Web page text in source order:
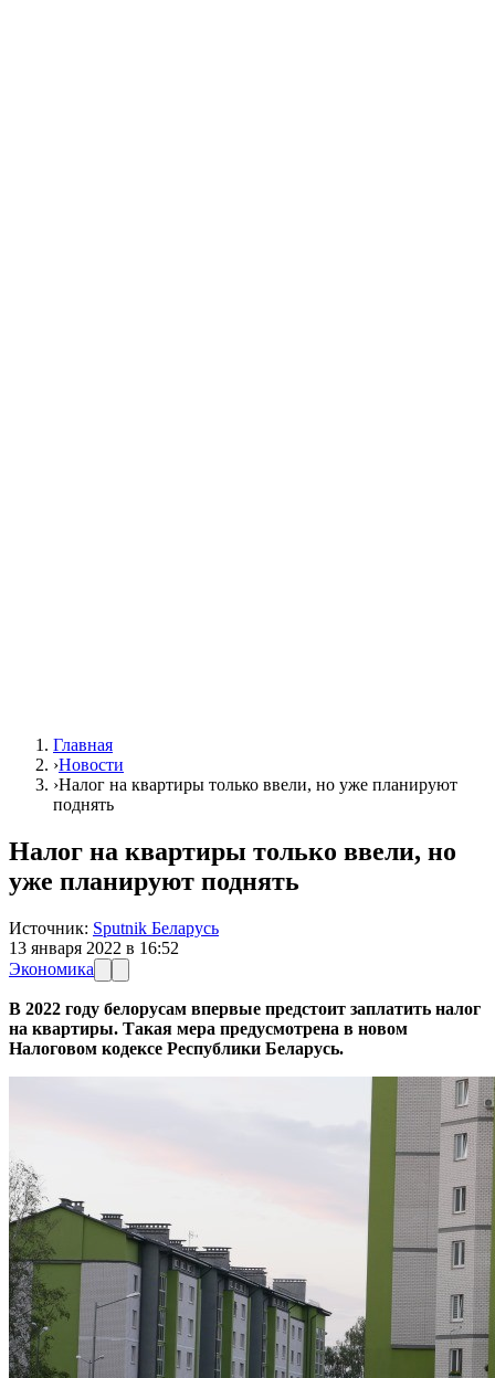
Главная
›Новости
›Налог на квартиры только ввели, но уже планируют
поднять
Налог на квартиры только ввели, но
уже планируют поднять
Источник: Sputnik Беларусь
13 января 2022 в 16:52
Экономика
В 2022 году белорусам впервые предстоит заплатить налог
на квартиры. Такая мера предусмотрена в новом
Налоговом кодексе Республики Беларусь.